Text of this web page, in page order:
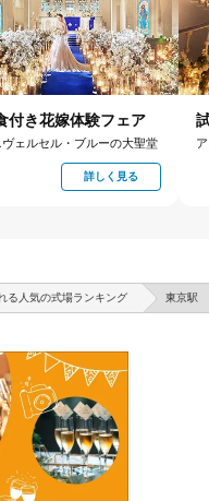
付き花嫁体験フェア
ヴェルセル・ブルーの大聖堂
詳しく見る
る人気の式場ランキング 東京駅